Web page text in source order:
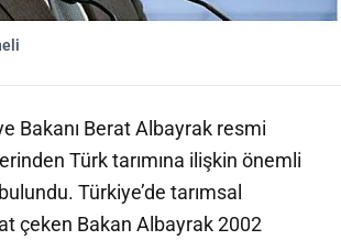
Bakanı Berat Albayrak resmi
Türk tarımına ilişkin önemli
Türkiye’de tarımsal
çeken Bakan Albayrak 2002